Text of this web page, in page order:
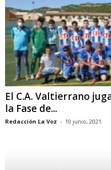
El C.A. Valtierrano
la Fase de...
Redacción La Voz - 10 junio, 2021